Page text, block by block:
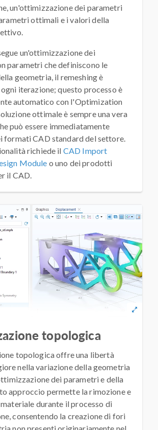
un'ottimizzazione dei parametri
ottimali e i valori della
un'ottimizzazione dei
parametri che definiscono le
geometria, il remeshing è
iterazione; questo processo è
automatico con l'Optimization
ottimale è sempre una vera
può essere immediatamente
formati CAD standard del settore.
richiede il CAD Import
Module o uno dei prodotti
il CAD.
topologica
topologica offre una libertà
nella variazione della geometria
dei parametri e della
approccio permette la rimozione e
durante il processo di
consentendo la creazione di fori
non presenti originariamente nel